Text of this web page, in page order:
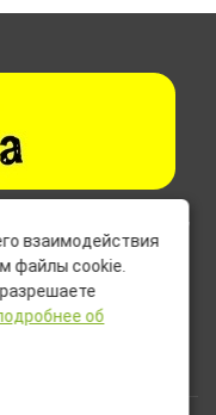
офертой (ст.435,
могут включать
не входящие в
взаимодействия
файлы cookie.
об